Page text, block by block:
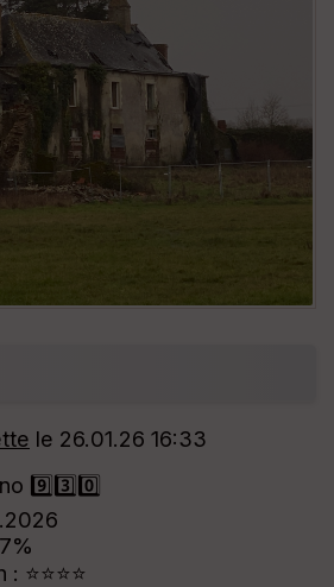
le 26.01.26 16:33
9️⃣3️⃣0️⃣